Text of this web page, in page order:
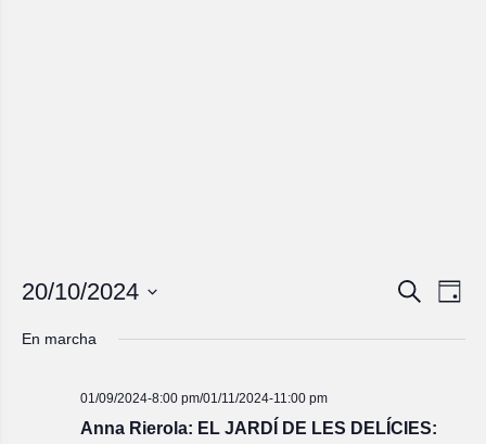
de
Buscar
de
de
Día
20/10/2024
fecha.
En marcha
01/09/2024-8:00 pm/01/11/2024-11:00 pm
Anna Rierola: EL JARDÍ DE LES DELÍCIES: